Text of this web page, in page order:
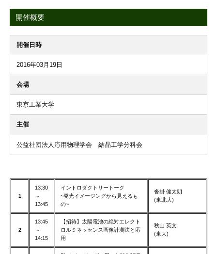
開催概要
開催日時
2016年03月19日
会場
東京工業大学
主催
公益社団法人応用物理学会 結晶工学分科会
1
13:30
～
13:45
イントロダクトリートーク
~発光イメージングから見えるも
の~
沓掛 健太朗
(東北大)
2
13:45
～
14:15
【招待】太陽電池の絶対エレクト
ロルミネッセンス画像計測法と応
用
秋山 英文
(東大)